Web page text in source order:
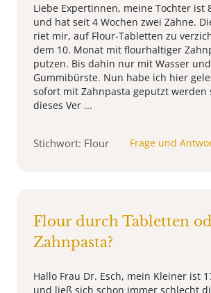
Liebe Expertinnen, meine Tochter ist
und hat seit 4 Wochen zwei Zähne.
riet mir, auf Flour-Tabletten zu
dem 10. Monat mit flourhaltiger
putzen. Bis dahin nur mit Wasser
Gummibürste. Nun habe ich hier
sofort mit Zahnpasta geputzt werden
dieses Ver ...
Stichwort: Flour Frage und
Flour durch Tabletten
Zahnpasta?
Hallo Frau Dr. Esch, mein Kleiner ist
und ließ sich schon immer schlecht